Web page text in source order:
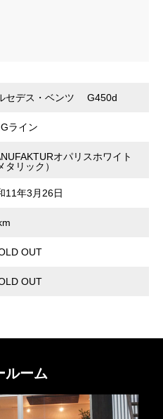
セデス・ベンツ G450d
ライン
オパリスホワイト
タリック）
11年3月26日
OUT
OUT
ルーム